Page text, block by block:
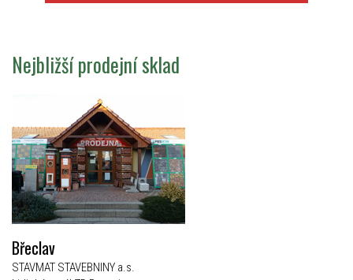
Nejbližší prodejní sklad
Břeclav
STAVMAT STAVEBNINY a.s.